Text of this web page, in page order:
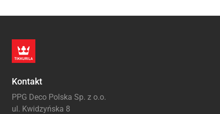
Kontakt
PPG Deco Polska Sp. z o.o.
ul. Kwidzyńska 8